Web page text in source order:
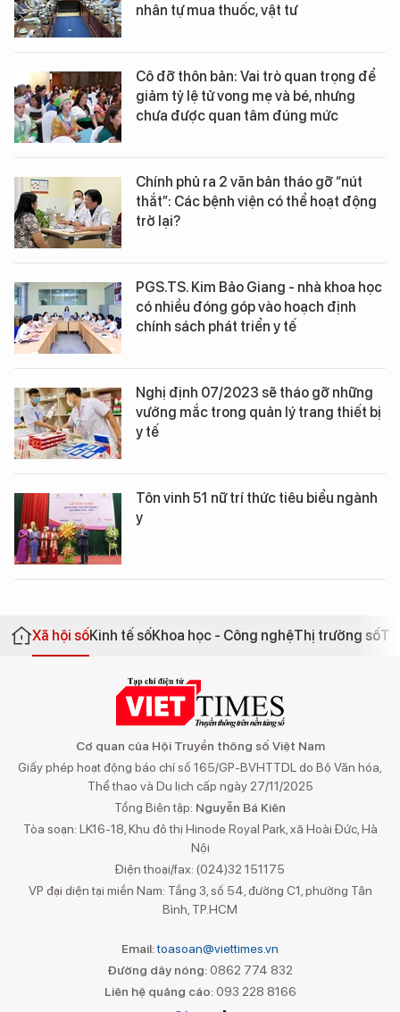
nhân tự mua thuốc, vật tư
Cô đỡ thôn bản: Vai trò quan trọng để
giảm tỷ lệ tử vong mẹ và bé, nhưng
chưa được quan tâm đúng mức
Chính phủ ra 2 văn bản tháo gỡ “nút
thắt”: Các bệnh viện có thể hoạt động
trở lại?
PGS.TS. Kim Bảo Giang - nhà khoa học
có nhiều đóng góp vào hoạch định
chính sách phát triển y tế
Nghị định 07/2023 sẽ tháo gỡ những
vướng mắc trong quản lý trang thiết bị
y tế
Tôn vinh 51 nữ trí thức tiêu biểu ngành
y
Xã hội sốKinh tế sốKhoa học - Công nghệThị trường số
Cơ quan của Hội Truyền thông số Việt Nam
Giấy phép hoạt động báo chí số 165/GP-BVHTTDL do Bộ Văn hóa,
Thể thao và Du lịch cấp ngày 27/11/2025
Tổng Biên tập: Nguyễn Bá Kiên
Tòa soạn: LK16-18, Khu đô thị Hinode Royal Park, xã Hoài Đức, Hà
Nội
Điện thoại/fax: (024)32 151175
VP đại diện tại miền Nam: Tầng 3, số 54, đường C1, phường Tân
Bình, TP.HCM
Email:toasoan@viettimes.vn
Đường dây nóng: 0862 774 832
Liên hệ quảng cáo:093 228 8166